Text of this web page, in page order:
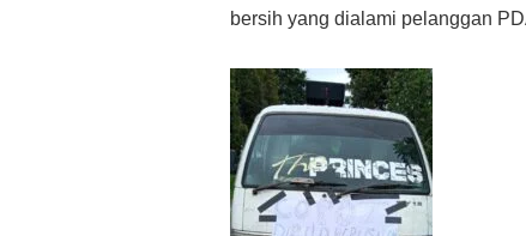
bersih yang dialami pelanggan